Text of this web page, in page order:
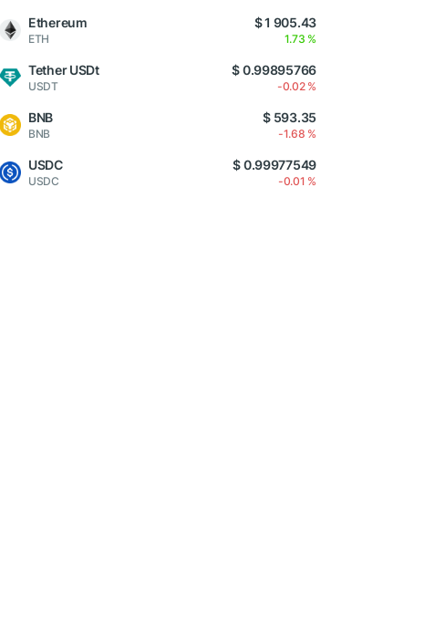
Ethereum
ETH
$ 1 905.43
1.73 %
Tether USDt
USDT
$ 0.99895766
-0.02 %
BNB
BNB
$ 593.35
-1.68 %
USDC
USDC
$ 0.99977549
-0.01 %